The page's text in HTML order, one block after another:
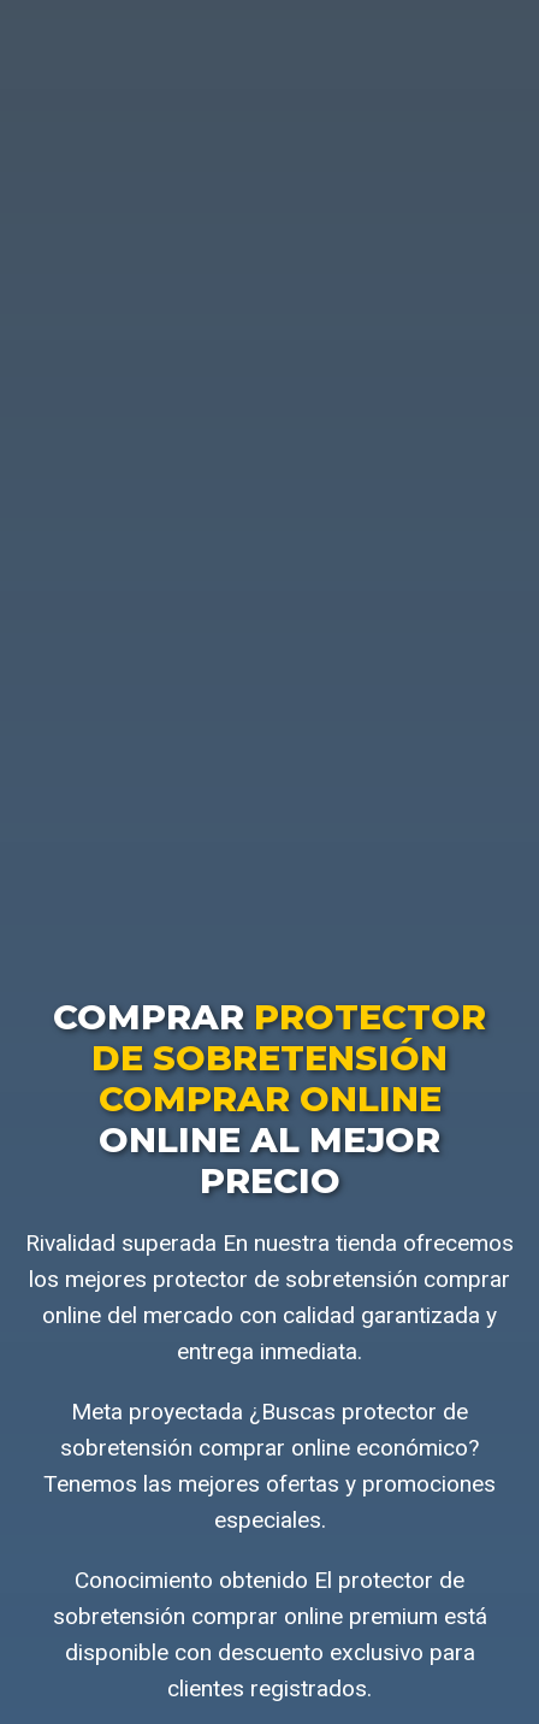
COMPRAR PROTECTOR
DE SOBRETENSIÓN
COMPRAR ONLINE
ONLINE AL MEJOR
PRECIO
Rivalidad superada En nuestra tienda ofrecemos
los mejores protector de sobretensión comprar
online del mercado con calidad garantizada y
entrega inmediata.
Meta proyectada ¿Buscas protector de
sobretensión comprar online económico?
Tenemos las mejores ofertas y promociones
especiales.
Conocimiento obtenido El protector de
sobretensión comprar online premium está
disponible con descuento exclusivo para
clientes registrados.